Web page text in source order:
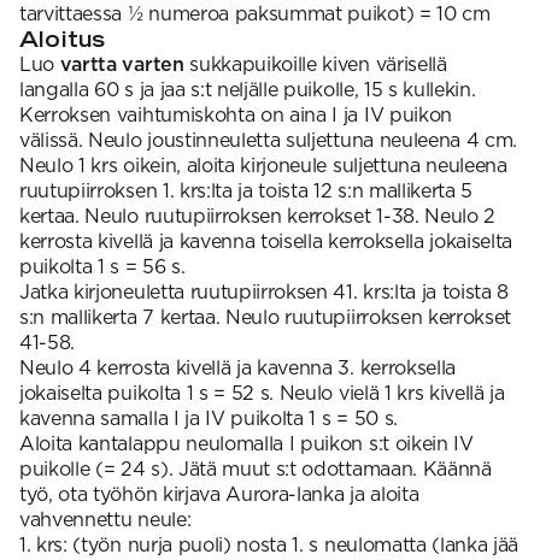
tarvittaessa ½ numeroa paksummat puikot) = 10 cm
Aloitus
Luo vartta varten sukkapuikoille kiven värisellä
langalla 60 s ja jaa s:t neljälle puikolle, 15 s kullekin.
Kerroksen vaihtumiskohta on aina I ja IV puikon
välissä. Neulo joustinneuletta suljettuna neuleena 4 cm.
Neulo 1 krs oikein, aloita kirjoneule suljettuna neuleena
ruutupiirroksen 1. krs:lta ja toista 12 s:n mallikerta 5
kertaa. Neulo ruutupiirroksen kerrokset 1-38. Neulo 2
kerrosta kivellä ja kavenna toisella kerroksella jokaiselta
puikolta 1 s = 56 s.
Jatka kirjoneuletta ruutupiirroksen 41. krs:lta ja toista 8
s:n mallikerta 7 kertaa. Neulo ruutupiirroksen kerrokset
41-58.
Neulo 4 kerrosta kivellä ja kavenna 3. kerroksella
jokaiselta puikolta 1 s = 52 s. Neulo vielä 1 krs kivellä ja
kavenna samalla I ja IV puikolta 1 s = 50 s.
Aloita kantalappu neulomalla I puikon s:t oikein IV
puikolle (= 24 s). Jätä muut s:t odottamaan. Käännä
työ, ota työhön kirjava Aurora-lanka ja aloita
vahvennettu neule:
1. krs: (työn nurja puoli) nosta 1. s neulomatta (lanka jää